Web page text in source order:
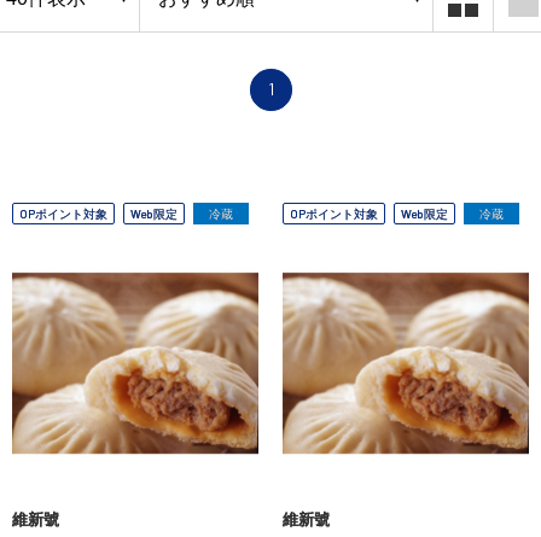
1
OPポイント対象 Web限定 冷蔵
維新號
OPポイント対象 Web限定 冷蔵
維新號